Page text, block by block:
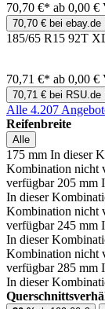
70,70 €* ab 0,00 €
70,70 € bei ebay.de
185/65 R15 92T
70,71 €* ab 0,00 €
70,71 € bei RSU.de
Alle 4.207
Reifenbreite
Alle
175 mm In dieser
Kombination nicht
verfügbar 205 mm
In dieser
Kombination nicht
verfügbar 245 mm
In dieser
Kombination nicht
verfügbar 285 mm
In dieser